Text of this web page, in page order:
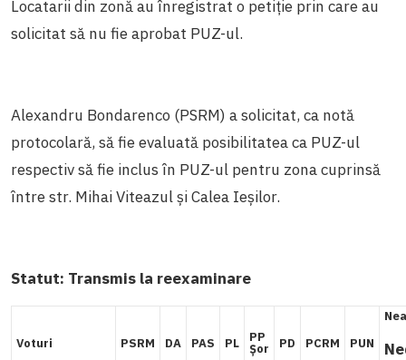
Locatarii din zonă au înregistrat o petiție prin care au
solicitat să nu fie aprobat PUZ-ul.
Alexandru Bondarenco (PSRM) a solicitat, ca notă
protocolară, să fie evaluată posibilitatea ca PUZ-ul
respectiv să fie inclus în PUZ-ul pentru zona cuprinsă
între str. Mihai Viteazul și Calea Ieșilor.
Statut: Transmis la reexaminare
Voturi PSRM DA PAS PL PP
Șor PD PCRM PUN